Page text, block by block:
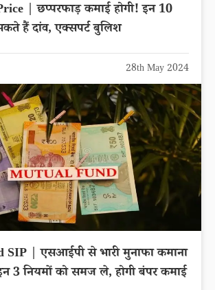
| छप्परफाड़ कमाई होगी! इन 10
हैं दांव, एक्सपर्ट बुलिश
28th May 2024
| एसआईपी से भारी मुनाफा कमाना
3 नियमों को समज ले, होगी बंपर कमाई